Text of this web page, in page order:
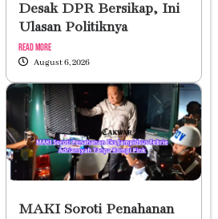
Desak DPR Bersikap, Ini
Ulasan Politiknya
Read More
August 6, 2026
MAKI Soroti Penahanan